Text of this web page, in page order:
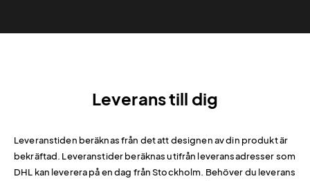
Leverans till dig
Leveranstiden beräknas från det att designen av din produkt är
bekräftad. Leveranstider beräknas utifrån leveransadresser som
DHL kan leverera på en dag från Stockholm. Behöver du leverans